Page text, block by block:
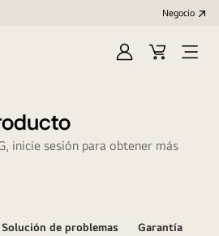
Negocio
RegístrateCarritoOpen
inicie sesión para obtener más
Solución de problemas Garantía